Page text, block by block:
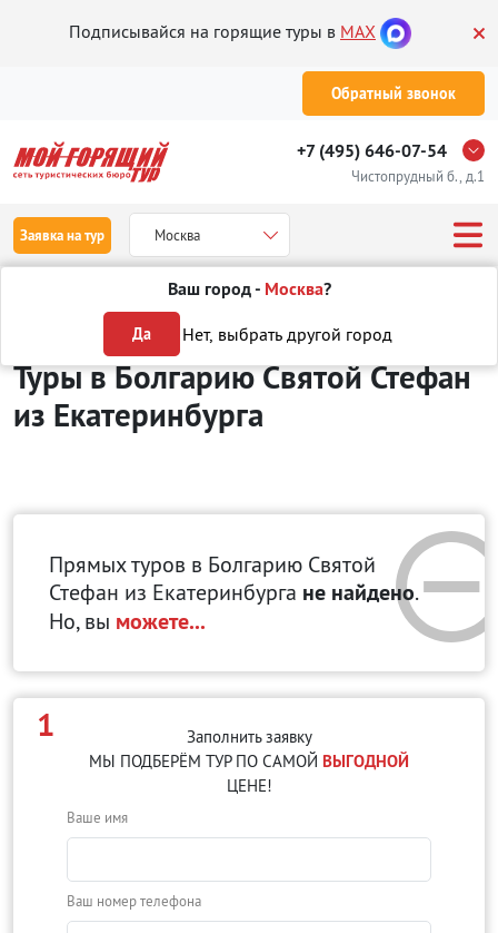
Подписывайся на горящие туры в MAX
Обратный звонок
+7 (495) 646-07-54
Чистопрудный б., д.1
Заявка на тур Москва
Ваш город - Москва?
Да Нет, выбрать другой город
Отдых в Болгарии
Туры в Болгарию Святой Стефан
из Екатеринбурга
Прямых туров в Болгарию Святой
Стефан из Екатеринбурга не найдено.
Но, вы можете...
1
Заполнить заявку
МЫ ПОДБЕРЁМ ТУР ПО САМОЙ ВЫГОДНОЙ
ЦЕНЕ!
Ваше имя
Ваш номер телефона